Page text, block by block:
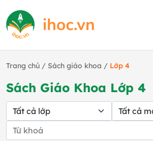
Trang chủ / Sách giáo khoa / Lớp 4
Sách Giáo Khoa Lớp 4